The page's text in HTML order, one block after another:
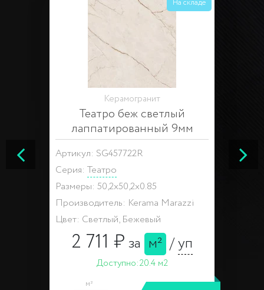
На складе
Керамогранит
Театро беж светлый
лаппатированный 9мм
Артикул: SG457722R
Серия: Театро
Размеры: 50,2x50,2x0.85
Производитель: Kerama Marazzi
Цвет: Светлый, Бежевый
2 711 ₽за м² /уп
Доступно:20.4 м2
м²